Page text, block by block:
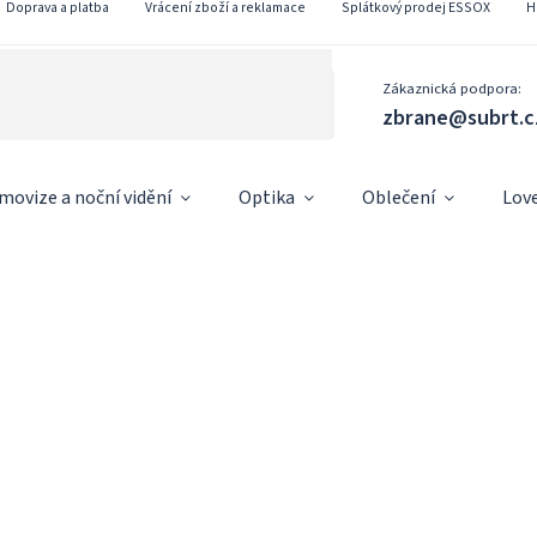
Doprava a platba Vrácení zboží a reklamace Splátkový prodej ESSOX
Zákaznická podpora:
a noční vidění Optika Oblečení